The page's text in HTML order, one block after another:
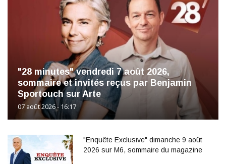
"28 minutes" vendredi 7 août 2026,
sommaire et invités reçus par Benjamin
Sportouch sur Arte
07 août 2026 - 16:17
"Enquête Exclusive" dimanche 9 août
2026 sur M6, sommaire du magazine